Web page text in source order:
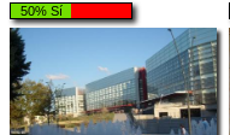
50% Sí